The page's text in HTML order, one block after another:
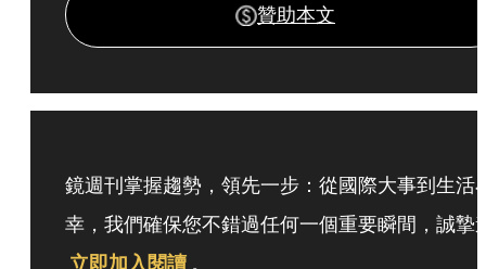
贊助本文
鏡週刊掌握趨勢，領先一步：從國際大事到生活
幸，我們確保您不錯過任何一個重要瞬間，誠摯
立即加入閱讀 。